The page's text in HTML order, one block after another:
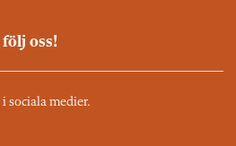
oss!
sociala medier.